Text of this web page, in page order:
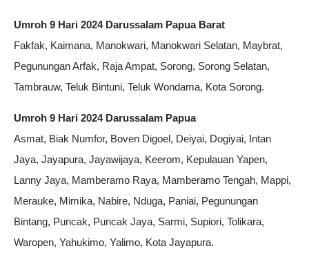
Umroh 9 Hari 2024 Darussalam Papua Barat
Fakfak, Kaimana, Manokwari, Manokwari Selatan, Maybrat,
Pegunungan Arfak, Raja Ampat, Sorong, Sorong Selatan,
Tambrauw, Teluk Bintuni, Teluk Wondama, Kota Sorong.
Umroh 9 Hari 2024 Darussalam Papua
Asmat, Biak Numfor, Boven Digoel, Deiyai, Dogiyai, Intan
Jaya, Jayapura, Jayawijaya, Keerom, Kepulauan Yapen,
Lanny Jaya, Mamberamo Raya, Mamberamo Tengah, Mappi,
Merauke, Mimika, Nabire, Nduga, Paniai, Pegunungan
Bintang, Puncak, Puncak Jaya, Sarmi, Supiori, Tolikara,
Waropen, Yahukimo, Yalimo, Kota Jayapura.